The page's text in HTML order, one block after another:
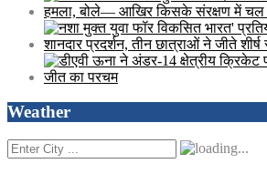
Weather